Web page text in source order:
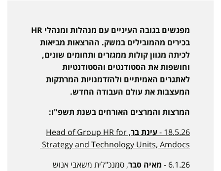
מפגשים בגובה העיניים עם מנהלות ומנהלי HR
בכירים מהמובילים במשק. ההרצאות מביאות
לכיתה מגוון קולות ממגזרים ותחומים שונים,
וחושפות את הסטודנטים והסטודנטיות
לאתגרים האמיתיים ולהזדמנויות המרתקות
המעצבות את עולם העבודה החדש.
המרצות והמרצים האורחים בשנת תשפ"ו:
18.5.26 -
עינת בר , Head of Group HR for
Strategy and Technology Units, Amdocs
6.1.26 -
מאיה סבר, סמנכ"לית משאבי אנוש